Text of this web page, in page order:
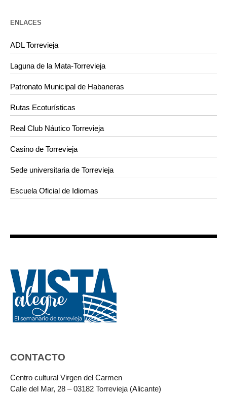
ENLACES
ADL Torrevieja
Laguna de la Mata-Torrevieja
Patronato Municipal de Habaneras
Rutas Ecoturísticas
Real Club Náutico Torrevieja
Casino de Torrevieja
Sede universitaria de Torrevieja
Escuela Oficial de Idiomas
CONTACTO
Centro cultural Virgen del Carmen
Calle del Mar, 28 – 03182 Torrevieja (Alicante)